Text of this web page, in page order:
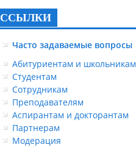
ССЫЛКИ
Часто задаваемые вопросы
Абитуриентам и школьникам
Студентам
Сотрудникам
Преподавателям
Аспирантам и докторантам
Партнерам
Модерация